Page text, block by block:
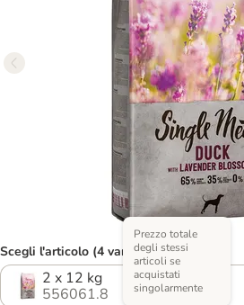
Scegli l'articolo (4 varianti)
2 x 12 kg
556061.8
Prezzo totale
degli stessi
articoli se
acquistati
singolarmente